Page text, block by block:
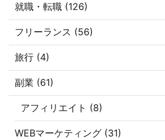
就職・転職 (126)
フリーランス (56)
旅行 (4)
副業 (61)
アフィリエイト (8)
WEBマーケティング (31)